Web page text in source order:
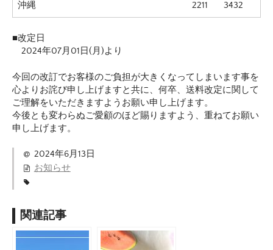
沖縄 2211 3432
■改定日
2024年07月01日(月)より
今回の改訂でお客様のご負担が大きくなってしまいます事を
心よりお詫び申し上げますと共に、何卒、送料改定に関して
ご理解をいただきますようお願い申し上げます。
今後とも変わらぬご愛顧のほど賜りますよう、重ねてお願い
申し上げます。
2024年6月13日
お知らせ
関連記事